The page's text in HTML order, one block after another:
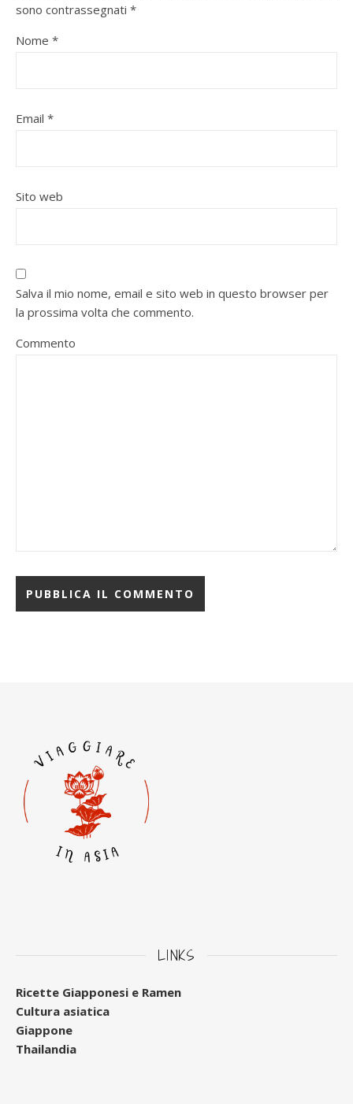
sono contrassegnati *
Nome *
Email *
Sito web
Salva il mio nome, email e sito web in questo browser per
la prossima volta che commento.
Commento
LINKS
Ricette Giapponesi e Ramen
Cultura asiatica
Giappone
Thailandia